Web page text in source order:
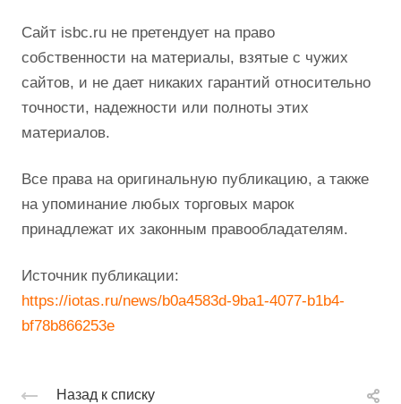
Сайт isbc.ru не претендует на право
собственности на материалы, взятые с чужих
сайтов, и не дает никаких гарантий относительно
точности, надежности или полноты этих
материалов.
Все права на оригинальную публикацию, а также
на упоминание любых торговых марок
принадлежат их законным правообладателям.
Источник публикации:
https://iotas.ru/news/b0a4583d-9ba1-4077-b1b4-
bf78b866253e
Назад к списку